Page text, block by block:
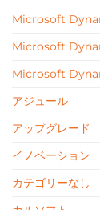
Microsoft
Microsoft
Microsoft
アジュール
アップグレード
イノベーション
カテゴリーなし